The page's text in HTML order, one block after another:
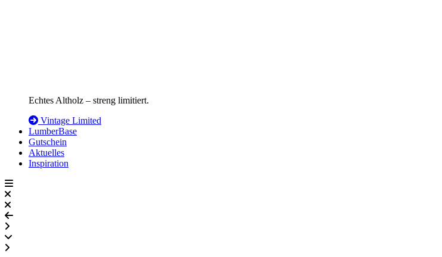
Echtes Altholz – streng limitiert.
Vintage Limited
LumberBase
Gutschein
Aktuelles
Inspiration